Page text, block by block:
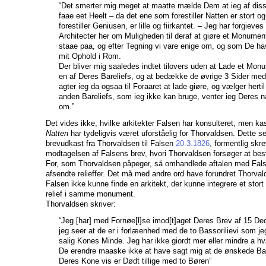
“Det smerter mig meget at maatte mælde Dem at ieg af
faae eet Heelt – da det ene som forestiller Natten er stort
forestiller Geniusen, er lille og fiirkantet. – Jeg har
Architecter her om Muligheden til deraf at giøre et
staae paa, og efter Tegning vi vare enige om, og som De
mit Ophold i Rom.
Der bliver mig saaledes indtet tilovers uden at Lade et
en af Deres Bareliefs, og at bedække de øvrige 3 Sider
agter ieg da ogsaa til Foraaret at lade giøre, og vælger
anden Bareliefs, som ieg ikke kan bruge, venter ieg Deres
om.”
Det vides ikke, hvilke arkitekter Falsen har konsulteret, men
Natten har tydeligvis været uforståelig for Thorvaldsen. Dette
brevudkast fra Thorvaldsen til Falsen 20.3.1826 , formentlig
modtagelsen af Falsens brev, hvori Thorvaldsen forsøger at
For, som Thorvaldsen påpeger, så omhandlede aftalen med
afsendte relieffer. Det må med andre ord have forundret
Falsen ikke kunne finde en arkitekt, der kunne integrere et
relief i samme monument.
Thorvaldsen skriver:
“Jeg [har] med Fornøe[l]se imod[t]aget Deres Brev af 15
jeg seer at de er i forlæenhed med de to Bassorilievi som
salig Kones Minde. Jeg har ikke giordt mer eller mindre a
De erendre maaske ikke at have sagt mig at de ønskede
Deres Kone vis er Dødt tillige med to Børen”